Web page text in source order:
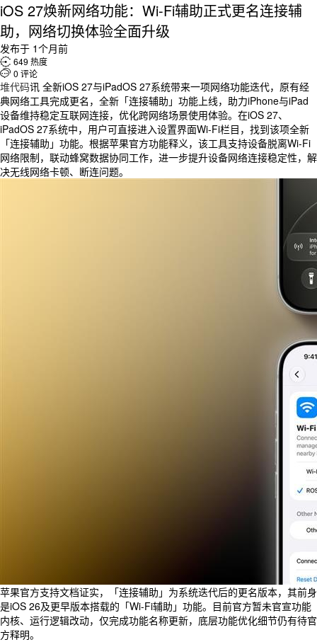
iOS 27焕新网络功能：Wi-Fi辅助正式更名连接辅
助，网络切换体验全面升级
发布于 1个月前
 649 热度
 0 评论
堆代码讯 全新iOS 27与iPadOS 27系统带来一项网络功能迭代，原有经
典网络工具完成更名，全新「连接辅助」功能上线，助力iPhone与iPad
设备维持稳定互联网连接，优化跨网络场景使用体验。在iOS 27、
iPadOS 27系统中，用户可直接进入设置界面Wi-Fi栏目，找到该项全新
「连接辅助」功能。根据苹果官方功能释义，该工具支持设备脱离Wi-Fi
网络限制，联动蜂窝数据协同工作，进一步提升设备网络连接稳定性，解
决无线网络卡顿、断连问题。
苹果官方支持文档证实，「连接辅助」为系统迭代后的更名版本，其前身
是iOS 26及更早版本搭载的「Wi-Fi辅助」功能。目前官方暂未官宣功能
内核、运行逻辑改动，仅完成功能名称更新，底层功能优化细节仍有待官
方释明。